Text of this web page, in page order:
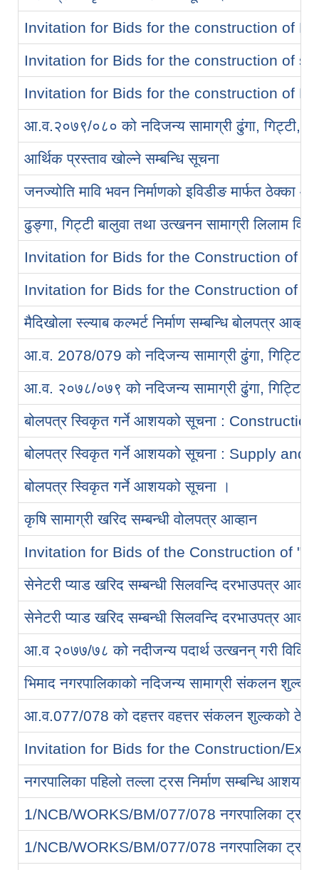
Invitation for Bids for the construction of
Invitation for Bids for the construction of
Invitation for Bids for the construction of
आ.व.२०७९/०८० को नदिजन्य सामाग्री ढुंगा, गिट्टी,
आर्थिक प्रस्ताव खोल्ने सम्बन्धि सूचना
जनज्योति मावि भवन निर्माणको इविडीङ मार्फत ठेक्का
ढुङ्गा, गिट्टी बालुवा तथा उत्खनन सामाग्री लिलाम
Invitation for Bids for the Construction of
Invitation for Bids for the Construction of
मैदिखोला स्ल्याब कल्भर्ट निर्माण सम्बन्धि बोलपत्र
आ.व. 2078/079 को नदिजन्य सामाग्री ढुंगा, गिट्टि,
आ.व. २०७८/०७९ को नदिजन्य सामाग्री ढुंगा, गिट्टि,
बोलपत्र स्विकृत गर्ने आशयको सूचना :
बोलपत्र स्विकृत गर्ने आशयको सूचना : Supply
बोलपत्र स्विकृत गर्ने आशयको सूचना ।
कृषि सामाग्री खरिद सम्बन्धी वोलपत्र आव्हान
Invitation for Bids of the Construction of
सेनेटरी प्याड खरिद सम्बन्धी सिलवन्दि दरभाउपत्र
सेनेटरी प्याड खरिद सम्बन्धी सिलवन्दि दरभाउपत्र
आ.व २०७७/७८ को नदीजन्य पदार्थ उत्खनन् गरी विक्रि
भिमाद नगरपालिकाको नदिजन्य सामाग्री संकलन
आ.व.077/078 को दहत्तर वहत्तर संकलन शुल्कको
Invitation for Bids for the Construction/
नगरपालिका पहिलो तल्ला ट्रस निर्माण सम्बन्धि
1/NCB/WORKS/BM/077/078 नगरपालिका ट्रस
1/NCB/WORKS/BM/077/078 नगरपालिका ट्रस